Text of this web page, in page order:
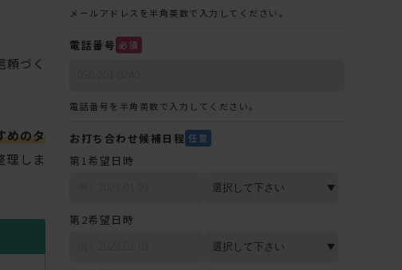
づく
めのタ
理しま
メールアドレスを半角英数で入力してください。
電話番号 必須
電話番号を半角英数で入力してください。
お打ち合わせ候補日程 任意
第1希望日時
第2希望日時